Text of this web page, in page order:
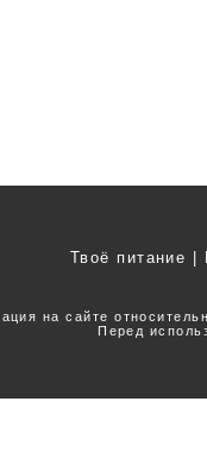
Твоё питание
на сайте
Перед